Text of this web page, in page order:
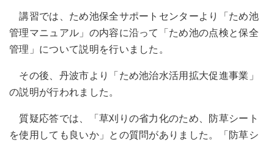
講習では、ため池保全サポートセンターより「ため池
管理マニュアル」の内容に沿って「ため池の点検と保全
管理」について説明を行いました。
その後、丹波市より「ため池治水活用拡大促進事業」
の説明が行われました。
質疑応答では、「草刈りの省力化のため、防草シート
を使用しても良いか」との質問がありました。「防草シ